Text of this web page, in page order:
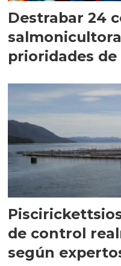
Destrabar 24
prioridades de
de control
según